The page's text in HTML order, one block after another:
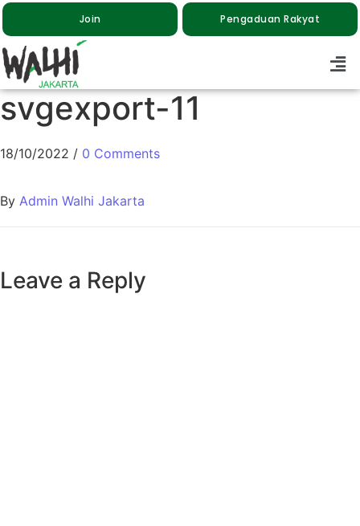
Join Pengaduan Rakyat
svgexport-11
18/10/2022 / 0 Comments
By Admin Walhi Jakarta
Leave a Reply